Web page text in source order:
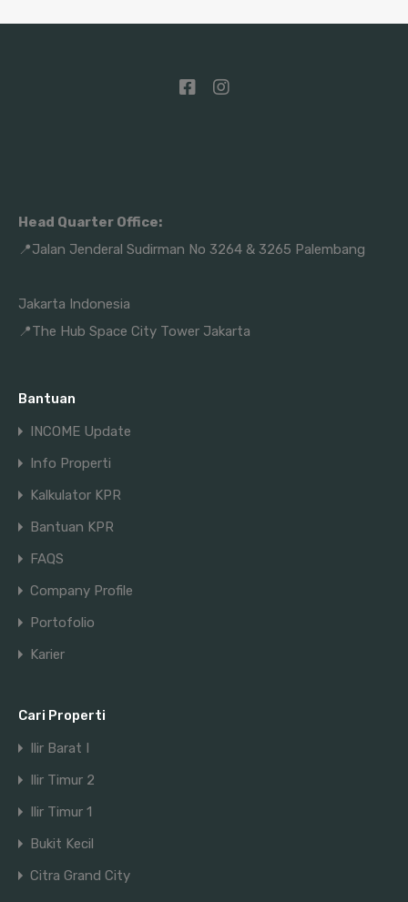
Head Quarter Office:
📍Jalan Jenderal Sudirman No 3264 & 3265 Palembang
Jakarta Indonesia
📍The Hub Space City Tower Jakarta
Bantuan
INCOME Update
Info Properti
Kalkulator KPR
Bantuan KPR
FAQS
Company Profile
Portofolio
Karier
Cari Properti
Ilir Barat I
Ilir Timur 2
Ilir Timur 1
Bukit Kecil
Citra Grand City